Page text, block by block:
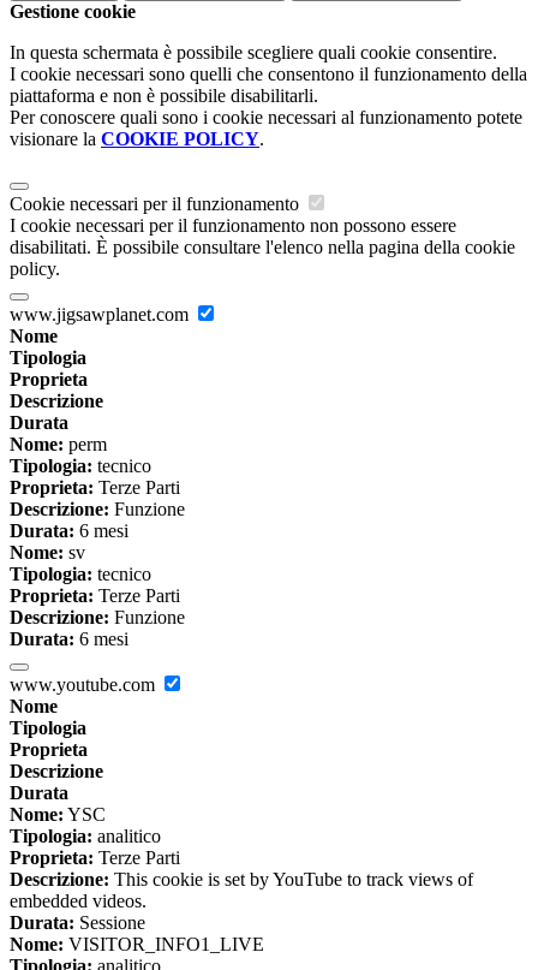
Gestione cookie
In questa schermata è possibile scegliere quali cookie consentire.
I cookie necessari sono quelli che consentono il funzionamento della
piattaforma e non è possibile disabilitarli.
Per conoscere quali sono i cookie necessari al funzionamento potete
visionare la COOKIE POLICY.
Cookie necessari per il funzionamento
I cookie necessari per il funzionamento non possono essere
disabilitati. È possibile consultare l'elenco nella pagina della cookie
policy.
www.jigsawplanet.com
Nome
Tipologia
Proprieta
Descrizione
Durata
Nome: perm
Tipologia: tecnico
Proprieta: Terze Parti
Descrizione: Funzione
Durata: 6 mesi
Nome: sv
Tipologia: tecnico
Proprieta: Terze Parti
Descrizione: Funzione
Durata: 6 mesi
www.youtube.com
Nome
Tipologia
Proprieta
Descrizione
Durata
Nome: YSC
Tipologia: analitico
Proprieta: Terze Parti
Descrizione: This cookie is set by YouTube to track views of
embedded videos.
Durata: Sessione
Nome: VISITOR_INFO1_LIVE